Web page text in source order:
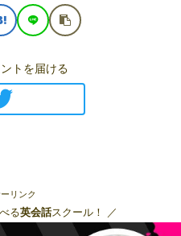
トを届ける
リンク
る英会話スクール！ ／